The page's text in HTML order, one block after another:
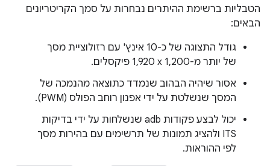
הטבליות ברשימת ההיתרים נבחרות על סמך הקריטריונים
הבאים:
גודל התצוגה של כ-10 אינץ' עם רזולוציית מסך
של יותר מ-‎1,920 x 1,200 פיקסלים.
אסור שיהיה הבהוב שנמדד כתוצאה מהנמכה של
המסך שנשלטת על ידי אפנון רוחב הפולס (PWM).
יכול לבצע פקודות adb שנשלחות על ידי בדיקות
ITS ולהציג תמונות של תרשימים עם בהירות מסך
לפי ההוראות.